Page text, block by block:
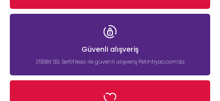
Güvenli alışveriş
256Bit SSL Sertifikası ile güvenli alışveriş Petihtiyac.com’da